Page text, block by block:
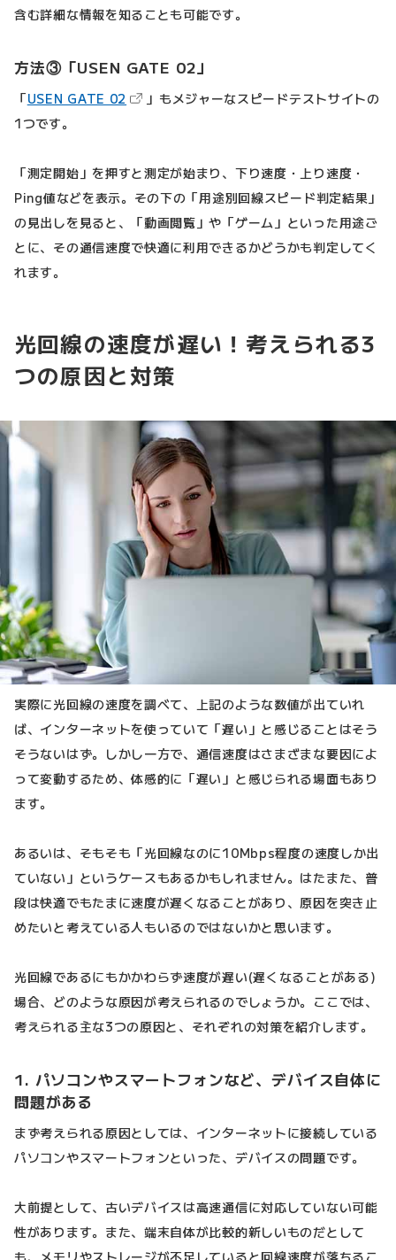
含む詳細な情報を知ることも可能です。
方法③「USEN GATE 02」
「USEN GATE 02 （新しいタブで開きます）
」もメジャーなスピードテストサイトの
1つです。
「測定開始」を押すと測定が始まり、下り速度・上り速度・
Ping値などを表示。その下の「用途別回線スピード判定結果」
の見出しを見ると、「動画閲覧」や「ゲーム」といった用途ご
とに、その通信速度で快適に利用できるかどうかも判定してく
れます。
光回線の速度が遅い！考えられる3
つの原因と対策
実際に光回線の速度を調べて、上記のような数値が出ていれ
ば、インターネットを使っていて「遅い」と感じることはそう
そうないはず。しかし一方で、通信速度はさまざまな要因によ
って変動するため、体感的に「遅い」と感じられる場面もあり
ます。
あるいは、そもそも「光回線なのに10Mbps程度の速度しか出
ていない」というケースもあるかもしれません。はたまた、普
段は快適でもたまに速度が遅くなることがあり、原因を突き止
めたいと考えている人もいるのではないかと思います。
光回線であるにもかかわらず速度が遅い(遅くなることがある)
場合、どのような原因が考えられるのでしょうか。ここでは、
考えられる主な3つの原因と、それぞれの対策を紹介します。
1. パソコンやスマートフォンなど、デバイス自体に
問題がある
まず考えられる原因としては、インターネットに接続している
パソコンやスマートフォンといった、デバイスの問題です。
大前提として、古いデバイスは高速通信に対応していない可能
性があります。また、端末自体が比較的新しいものだとして